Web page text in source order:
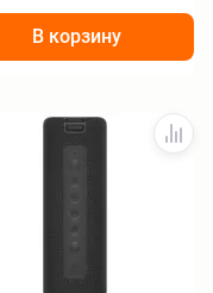
В корзину